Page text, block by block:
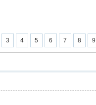
3 4 5 6 7 8 9